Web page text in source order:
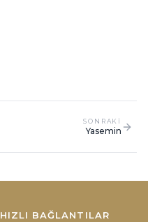
SONRAKI
Yasemin
HIZLI BAĞLANTILAR